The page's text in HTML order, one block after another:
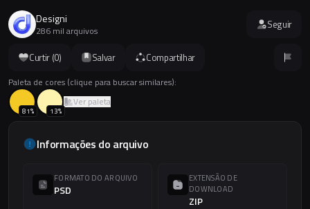
Curtir (0) Salvar Compartilhar
Paleta de cores (clique para buscar similares):
81% 13%
Ver paleta
Informações do arquivo
FORMATO DO ARQUIVO
PSD
EXTENSÃO DE
DOWNLOAD
ZIP
Designi
286 mil arquivos Seguir